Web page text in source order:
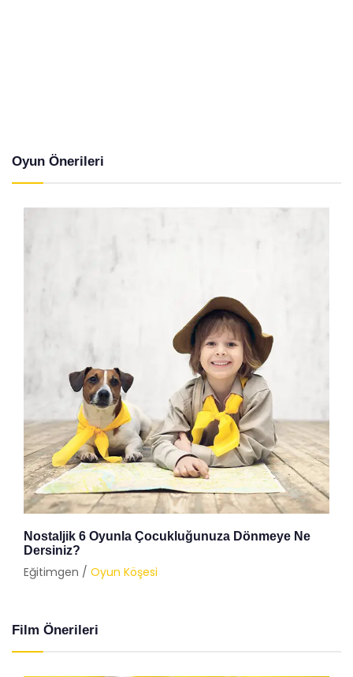
Oyun Önerileri
Nostaljik 6 Oyunla Çocukluğunuza Dönmeye Ne
Dersiniz?
Eğitimgen / Oyun Köşesi
Film Önerileri